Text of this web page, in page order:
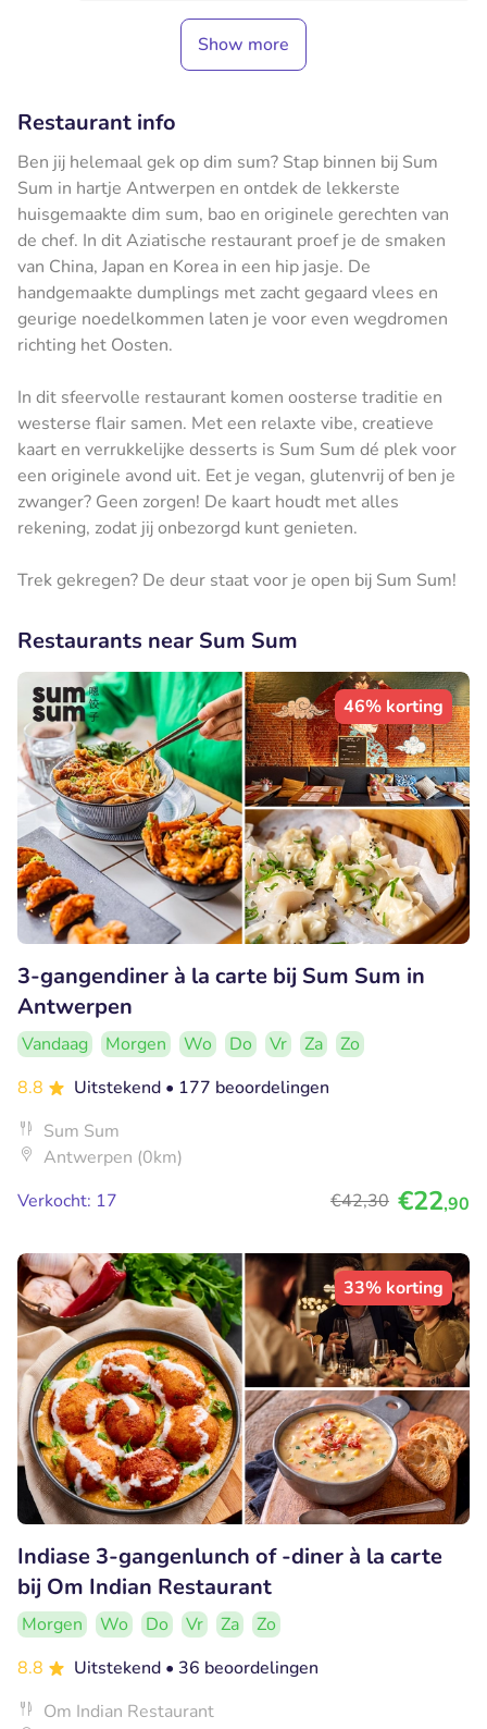
Show more
Restaurant info
Ben jij helemaal gek op dim sum? Stap binnen bij Sum
Sum in hartje Antwerpen en ontdek de lekkerste
huisgemaakte dim sum, bao en originele gerechten van
de chef. In dit Aziatische restaurant proef je de smaken
van China, Japan en Korea in een hip jasje. De
handgemaakte dumplings met zacht gegaard vlees en
geurige noedelkommen laten je voor even wegdromen
richting het Oosten.
In dit sfeervolle restaurant komen oosterse traditie en
westerse flair samen. Met een relaxte vibe, creatieve
kaart en verrukkelijke desserts is Sum Sum dé plek voor
een originele avond uit. Eet je vegan, glutenvrij of ben je
zwanger? Geen zorgen! De kaart houdt met alles
rekening, zodat jij onbezorgd kunt genieten.
Trek gekregen? De deur staat voor je open bij Sum Sum!
Restaurants near Sum Sum
46% korting
3-gangendiner à la carte bij Sum Sum in
Antwerpen
Vandaag Morgen Wo Do Vr Za
Zo
8.8
Uitstekend • 177 beoordelingen
Sum Sum
Antwerpen (0km)
Verkocht: 17
€42,30 €22,90
33% korting
Indiase 3-gangenlunch of -diner à la carte
bij Om Indian Restaurant
Morgen Wo Do Vr Za
Zo
8.8
Uitstekend • 36 beoordelingen
Om Indian Restaurant